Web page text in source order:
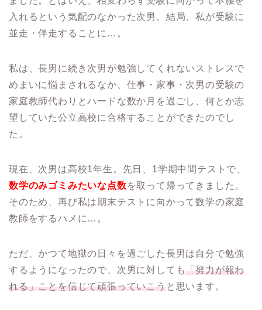
入れるという気配のなかった次男。結局、私が受験に
並走・伴走することに…。
私は、長男に続き次男が勉強してくれないストレスで
めまいに悩まされるなか、仕事・家事・次男の受験の
家庭教師代わりとハードな数か月を過ごし、何とか志
望していた公立高校に合格することができたのでし
た。
現在、次男は高校1年生。先日、1学期中間テストで、
数学のみゴミみたいな点数を取って帰ってきました。
そのため、再び私は期末テストに向かって数学の家庭
教師をするハメに…。
ただ、かつて地獄の日々を過ごした長男は自分で勉強
するようになったので、次男に対しても「努力が報わ
れる」ことを信じて頑張っていこうと思います。